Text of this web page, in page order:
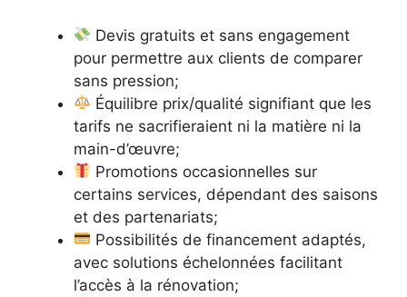
Devis gratuits et sans engagement
pour permettre aux clients de comparer
sans pression;
Équilibre prix/qualité signifiant que les
tarifs ne sacrifieraient ni la matière ni la
main-d’œuvre;
Promotions occasionnelles sur
certains services, dépendant des saisons
et des partenariats;
Possibilités de financement adaptés,
avec solutions échelonnées facilitant
l’accès à la rénovation;